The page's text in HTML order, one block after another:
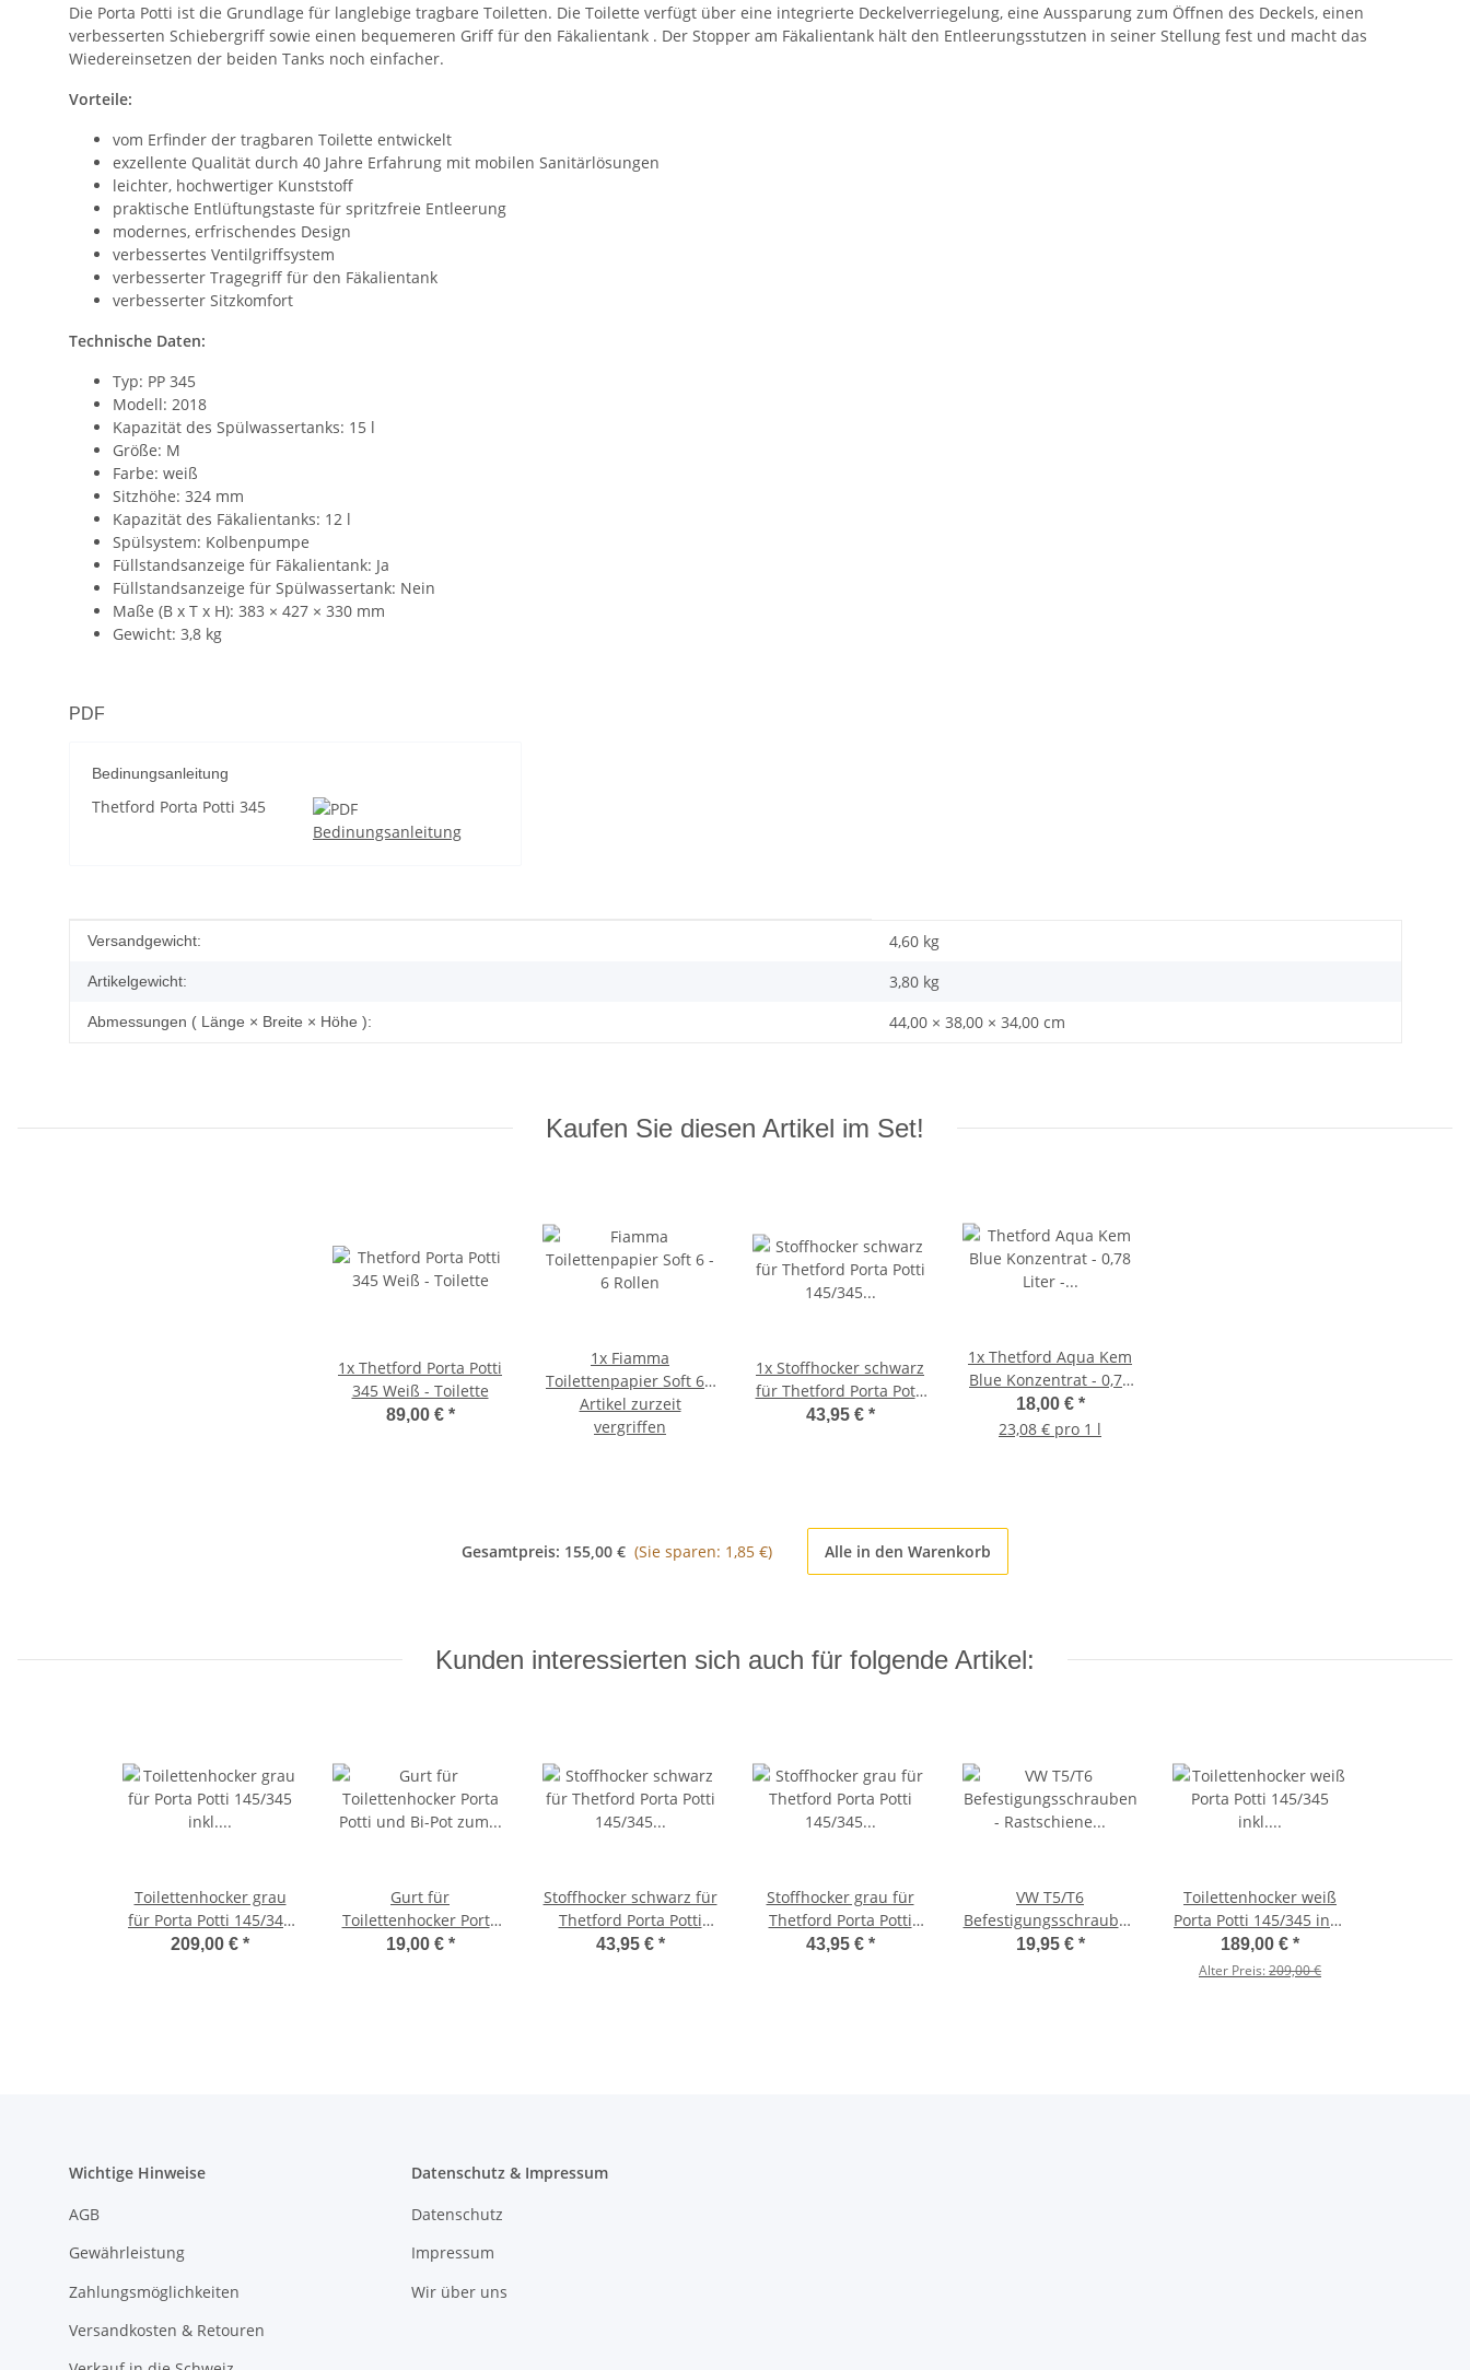
Die Porta Potti ist die Grundlage für langlebige tragbare Toiletten. Die Toilette verfügt über eine integrierte Deckelverriegelung, eine Aussparung zum Öffnen des Deckels, einen
verbesserten Schiebergriff sowie einen bequemeren Griff für den Fäkalientank . Der Stopper am Fäkalientank hält den Entleerungsstutzen in seiner Stellung fest und macht das
Wiedereinsetzen der beiden Tanks noch einfacher.
Vorteile:
vom Erfinder der tragbaren Toilette entwickelt
exzellente Qualität durch 40 Jahre Erfahrung mit mobilen Sanitärlösungen
leichter, hochwertiger Kunststoff
praktische Entlüftungstaste für spritzfreie Entleerung
modernes, erfrischendes Design
verbessertes Ventilgriffsystem
verbesserter Tragegriff für den Fäkalientank
verbesserter Sitzkomfort
Technische Daten:
Typ: PP 345
Modell: 2018
Kapazität des Spülwassertanks: 15 l
Größe: M
Farbe: weiß
Sitzhöhe: 324 mm
Kapazität des Fäkalientanks: 12 l
Spülsystem: Kolbenpumpe
Füllstandsanzeige für Fäkalientank: Ja
Füllstandsanzeige für Spülwassertank: Nein
Maße (B x T x H): 383 × 427 × 330 mm
Gewicht: 3,8 kg
PDF
Bedinungsanleitung
Thetford Porta Potti 345
Bedinungsanleitung
Produkteigenschaft
Wert
Versandgewicht: 4,60 kg
Artikelgewicht: 3,80 kg
Abmessungen ( Länge × Breite × Höhe ): 44,00 × 38,00 × 34,00 cm
Kaufen Sie diesen Artikel im Set!
1x Thetford Porta Potti
345 Weiß - Toilette
89,00 € *
1x Fiamma
Toilettenpapier Soft 6 -
6 Rollen
Artikel zurzeit
vergriffen
1x Stoffhocker schwarz
für Thetford Porta Potti
145/345 mit Polster
43,95 € *
1x Thetford Aqua Kem
Blue Konzentrat - 0,78
Liter - Sanitärflüssigkeit
18,00 € *
23,08 € pro 1 l
Gesamtpreis: 155,00 € (Sie sparen: 1,85 €) Alle in den Warenkorb
Kunden interessierten sich auch für folgende Artikel:
Toilettenhocker grau
für Porta Potti 145/345
inkl. Polster schwarz
209,00 € *
Gurt für
Toilettenhocker Porta
Potti und Bi-Pot zum
19,00 € *
Stoffhocker schwarz für
Thetford Porta Potti
145/345 mit Polster
43,95 € *
Stoffhocker grau für
Thetford Porta Potti
145/345 mit Polster
43,95 € *
VW T5/T6
Befestigungsschrauben
- Rastschiene
19,95 € *
Toilettenhocker weiß
Porta Potti 145/345 inkl.
Polster schwarz ohne
Toilette
189,00 € *
Alter Preis:209,00 €
Wichtige Hinweise
AGB
Gewährleistung
Zahlungsmöglichkeiten
Versandkosten & Retouren
Datenschutz & Impressum
Datenschutz
Impressum
Wir über uns